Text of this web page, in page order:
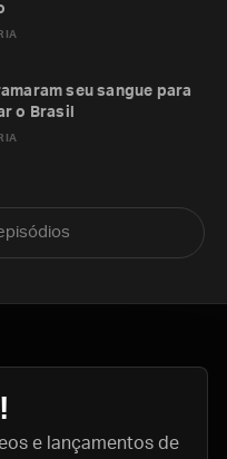
seu sangue para
o Brasil
e lançamentos de